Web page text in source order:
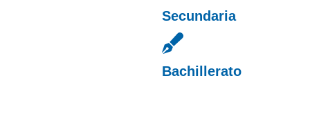
Secundaria
Bachillerato